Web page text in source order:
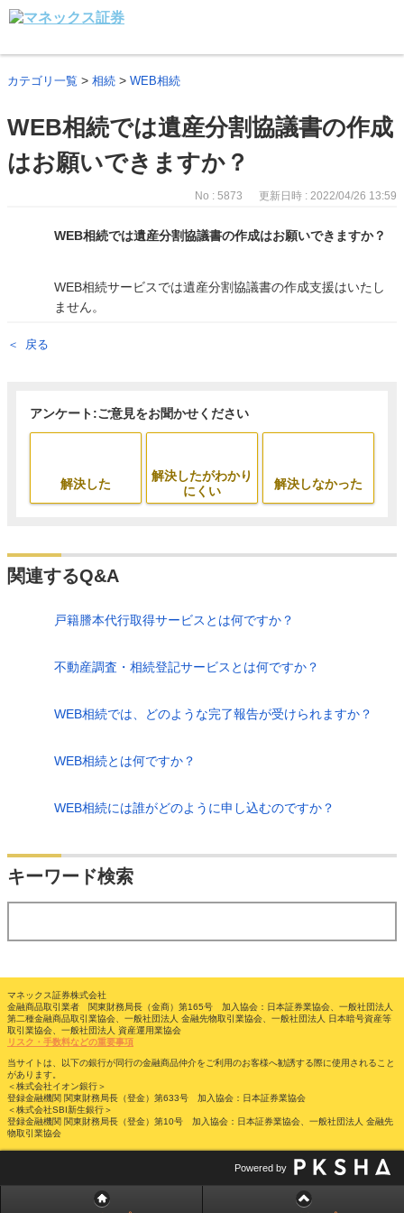
カテゴリ一覧 > 相続 > WEB相続
WEB相続では遺産分割協議書の作成
はお願いできますか？
No : 5873 更新日時 : 2022/04/26 13:59
WEB相続では遺産分割協議書の作成はお願いできますか？
WEB相続サービスでは遺産分割協議書の作成支援はいたし
ません。
戻る
アンケート:ご意見をお聞かせください
解決した
解決したがわかり
にくい
解決しなかった
関連するQ&A
戸籍謄本代行取得サービスとは何ですか？
不動産調査・相続登記サービスとは何ですか？
WEB相続では、どのような完了報告が受けられますか？
WEB相続とは何ですか？
WEB相続には誰がどのように申し込むのですか？
キーワード検索
マネックス証券株式会社
金融商品取引業者 関東財務局長（金商）第165号 加入協会：日本証券業協会、一般社団法人
第二種金融商品取引業協会、一般社団法人 金融先物取引業協会、一般社団法人 日本暗号資産等
取引業協会、一般社団法人 資産運用業協会
リスク・手数料などの重要事項
当サイトは、以下の銀行が同行の金融商品仲介をご利用のお客様へ勧誘する際に使用されること
があります。
＜株式会社イオン銀行＞
登録金融機関 関東財務局長（登金）第633号 加入協会：日本証券業協会
＜株式会社SBI新生銀行＞
登録金融機関 関東財務局長（登金）第10号 加入協会：日本証券業協会、一般社団法人 金融先
物取引業協会
Powered by